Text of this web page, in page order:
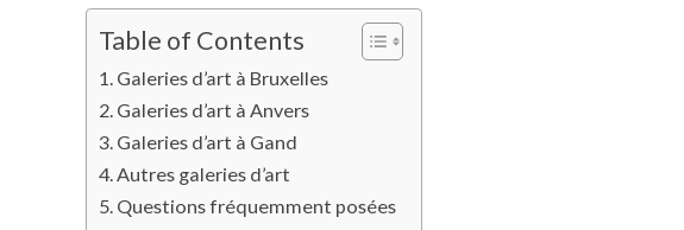
Table of Contents
Galeries d’art à Bruxelles
Galeries d’art à Anvers
Galeries d’art à Gand
Autres galeries d’art
Questions fréquemment posées